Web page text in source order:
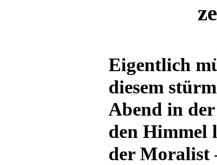
Eigentlich
diesem
Abend in
den
der